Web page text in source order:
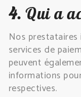
4. Qui a
Nos
services de
peuvent
informations
respectives.